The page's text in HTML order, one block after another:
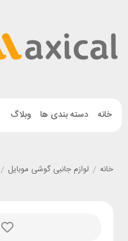
خانه دسته بندی ها وبلاگ
خانه / لوازم جانبی گوشی موبایل /